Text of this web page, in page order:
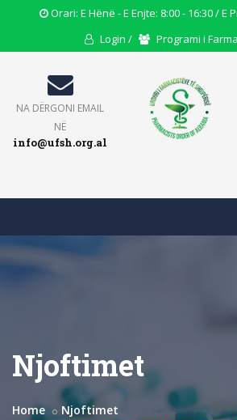
Opening
Orari: E Hënë - E Enjte: 8:00 - 16:30 / E
User
Login /
Users
Programi i
Email
NA DËRGONI EMAIL
NË
info@ufsh.org.al
Njoftimet
Home
Njoftimet